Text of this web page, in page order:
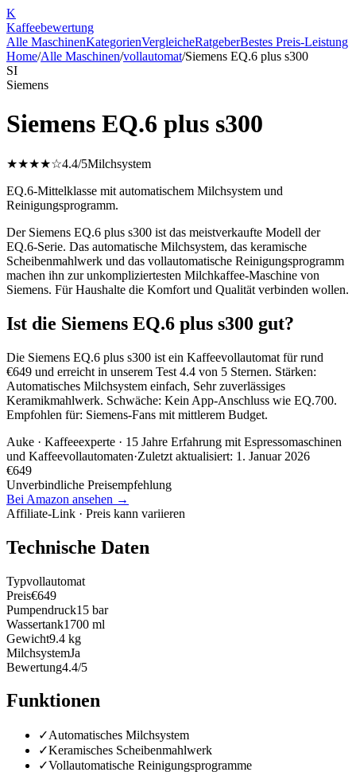
K
Kaffeebewertung
Alle MaschinenKategorienVergleicheRatgeberBestes Preis-Leistung
Home/Alle Maschinen/vollautomat/Siemens EQ.6 plus s300
SI
Siemens
Siemens EQ.6 plus s300
★★★★☆4.4/5Milchsystem
EQ.6-Mittelklasse mit automatischem Milchsystem und
Reinigungsprogramm.
Der Siemens EQ.6 plus s300 ist das meistverkaufte Modell der
EQ.6-Serie. Das automatische Milchsystem, das keramische
Scheibenmahlwerk und das vollautomatische Reinigungsprogramm
machen ihn zur unkompliziertesten Milchkaffee-Maschine von
Siemens. Für Haushalte die Komfort und Qualität verbinden wollen.
Ist die Siemens EQ.6 plus s300 gut?
Die Siemens EQ.6 plus s300 ist ein Kaffeevollautomat für rund
€649 und erreicht in unserem Test 4.4 von 5 Sternen. Stärken:
Automatisches Milchsystem einfach, Sehr zuverlässiges
Keramikmahlwerk. Schwäche: Kein App-Anschluss wie EQ.700.
Empfohlen für: Siemens-Fans mit mittlerem Budget.
Auke · Kaffeeexperte · 15 Jahre Erfahrung mit Espressomaschinen
und Kaffeevollautomaten·Zuletzt aktualisiert: 1. Januar 2026
€649
Unverbindliche Preisempfehlung
Bei Amazon ansehen →
Affiliate-Link · Preis kann variieren
Technische Daten
Typvollautomat
Preis€649
Pumpendruck15 bar
Wassertank1700 ml
Gewicht9.4 kg
MilchsystemJa
Bewertung4.4/5
Funktionen
✓Automatisches Milchsystem
✓Keramisches Scheibenmahlwerk
✓Vollautomatische Reinigungsprogramme